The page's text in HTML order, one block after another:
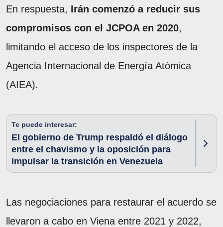
En respuesta, Irán comenzó a reducir sus
compromisos con el JCPOA en 2020,
limitando el acceso de los inspectores de la
Agencia Internacional de Energía Atómica
(AIEA).
Te puede interesar:
El gobierno de Trump respaldó el diálogo
entre el chavismo y la oposición para
impulsar la transición en Venezuela
Las negociaciones para restaurar el acuerdo se
llevaron a cabo en Viena entre 2021 y 2022,